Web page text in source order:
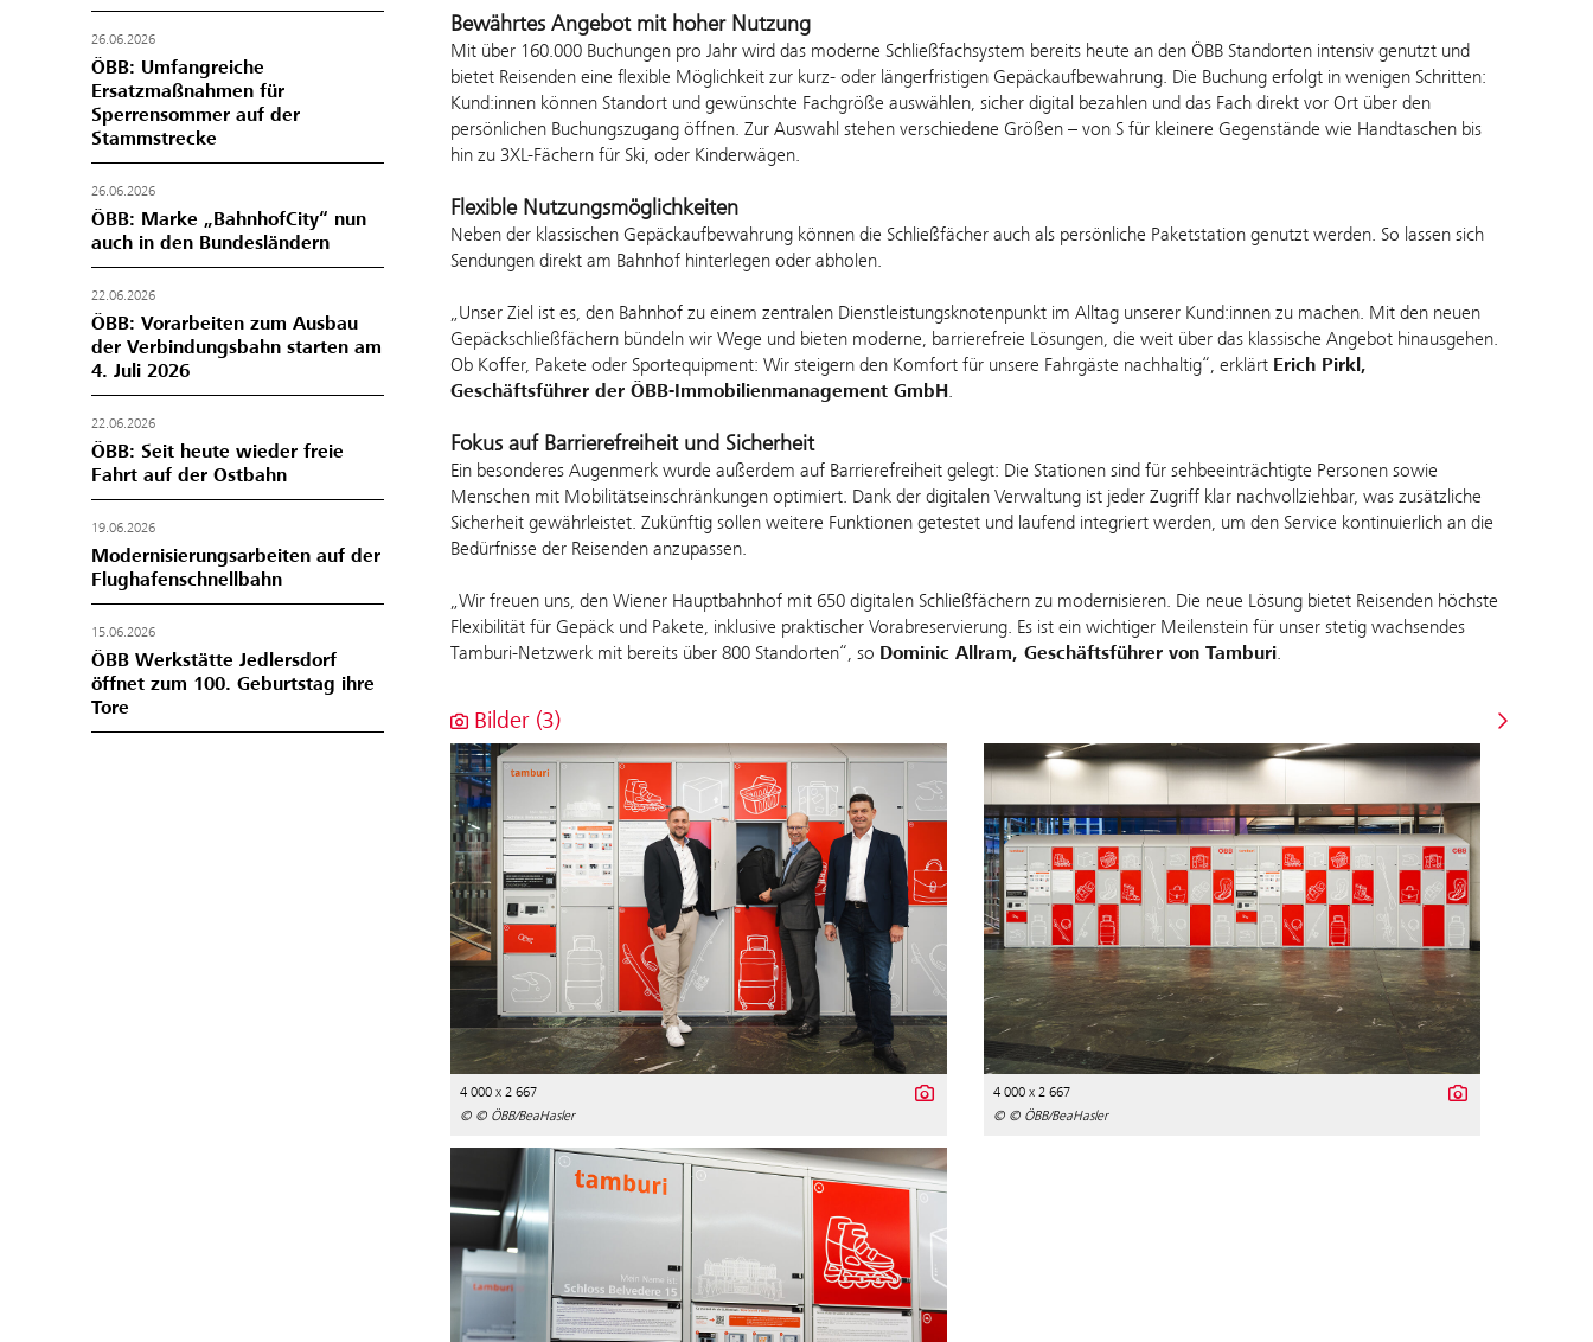
26.06.2026
ÖBB: Umfangreiche
Ersatzmaßnahmen für
Sperrensommer auf der
Stammstrecke
26.06.2026
ÖBB: Marke „BahnhofCity“ nun
auch in den Bundesländern
22.06.2026
ÖBB: Vorarbeiten zum Ausbau
der Verbindungsbahn starten am
4. Juli 2026
22.06.2026
ÖBB: Seit heute wieder freie
Fahrt auf der Ostbahn
19.06.2026
Modernisierungsarbeiten auf der
Flughafenschnellbahn
15.06.2026
ÖBB Werkstätte Jedlersdorf
öffnet zum 100. Geburtstag ihre
Tore
Bewährtes Angebot mit hoher Nutzung
Mit über 160.000 Buchungen pro Jahr wird das moderne Schließfachsystem bereits heute an den ÖBB Standorten intensiv genutzt und
bietet Reisenden eine flexible Möglichkeit zur kurz- oder längerfristigen Gepäckaufbewahrung. Die Buchung erfolgt in wenigen Schritten:
Kund:innen können Standort und gewünschte Fachgröße auswählen, sicher digital bezahlen und das Fach direkt vor Ort über den
persönlichen Buchungszugang öffnen. Zur Auswahl stehen verschiedene Größen – von S für kleinere Gegenstände wie Handtaschen bis
hin zu 3XL-Fächern für Ski, oder Kinderwägen.
Flexible Nutzungsmöglichkeiten
Neben der klassischen Gepäckaufbewahrung können die Schließfächer auch als persönliche Paketstation genutzt werden. So lassen sich
Sendungen direkt am Bahnhof hinterlegen oder abholen.
„Unser Ziel ist es, den Bahnhof zu einem zentralen Dienstleistungsknotenpunkt im Alltag unserer Kund:innen zu machen. Mit den neuen
Gepäckschließfächern bündeln wir Wege und bieten moderne, barrierefreie Lösungen, die weit über das klassische Angebot hinausgehen.
Ob Koffer, Pakete oder Sportequipment: Wir steigern den Komfort für unsere Fahrgäste nachhaltig“, erklärt Erich Pirkl,
Geschäftsführer der ÖBB-Immobilienmanagement GmbH.
Fokus auf Barrierefreiheit und Sicherheit
Ein besonderes Augenmerk wurde außerdem auf Barrierefreiheit gelegt: Die Stationen sind für sehbeeinträchtigte Personen sowie
Menschen mit Mobilitätseinschränkungen optimiert. Dank der digitalen Verwaltung ist jeder Zugriff klar nachvollziehbar, was zusätzliche
Sicherheit gewährleistet. Zukünftig sollen weitere Funktionen getestet und laufend integriert werden, um den Service kontinuierlich an die
Bedürfnisse der Reisenden anzupassen.
„Wir freuen uns, den Wiener Hauptbahnhof mit 650 digitalen Schließfächern zu modernisieren. Die neue Lösung bietet Reisenden höchste
Flexibilität für Gepäck und Pakete, inklusive praktischer Vorabreservierung. Es ist ein wichtiger Meilenstein für unser stetig wachsendes
Tamburi-Netzwerk mit bereits über 800 Standorten“, so Dominic Allram, Geschäftsführer von Tamburi.
Bilder (3)
4 000 x 2 667
© © ÖBB/BeaHasler
4 000 x 2 667
© © ÖBB/BeaHasler